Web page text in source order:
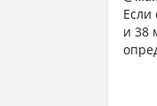
Если
и 38